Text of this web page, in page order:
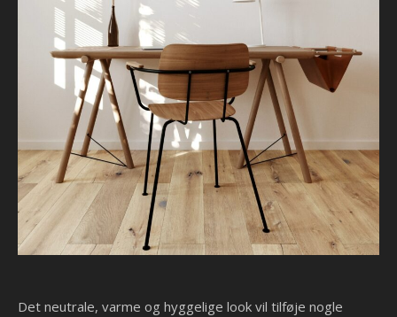
Det neutrale, varme og hyggelige look vil tilføje nogle